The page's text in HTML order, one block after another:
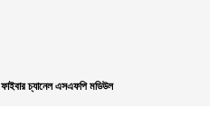
ফাইবার চ্যানেল এসএফপি মডিউল